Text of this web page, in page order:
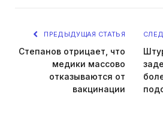
ПРЕДЫДУЩАЯ СТАТЬЯ
Степанов отрицает, что
медики массово
отказываются от
вакцинации